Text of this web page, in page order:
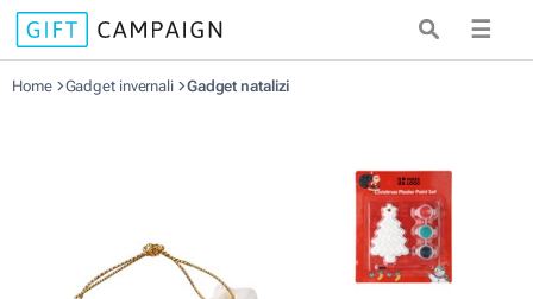
☰
Home Gadget invernali Gadget natalizi